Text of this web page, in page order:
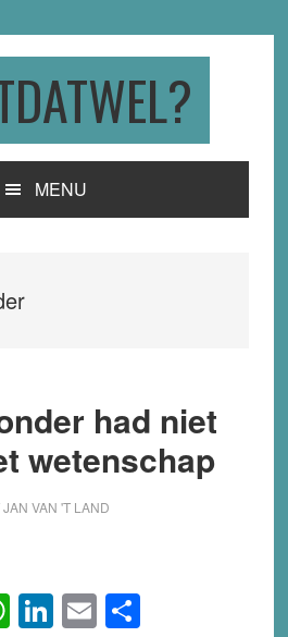
MENU
had niet
wetenschap
VAN 'T LAND
WhatsApp
LinkedIn
EmailShare